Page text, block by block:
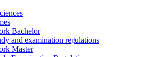
Bachelor
and examination regulations
Master